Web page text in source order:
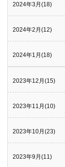
2024年3月(18)
2024年2月(12)
2024年1月(18)
2023年12月(15)
2023年11月(10)
2023年10月(23)
2023年9月(11)